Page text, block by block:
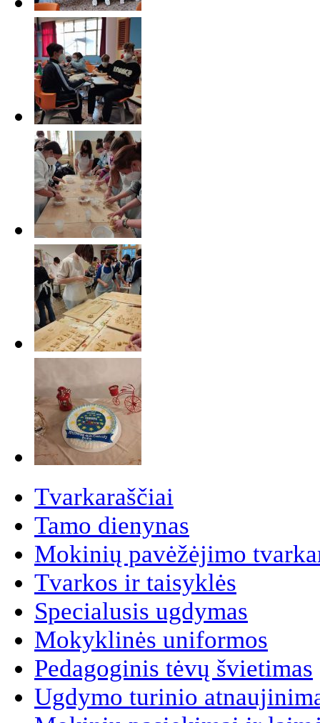
Tvarkaraščiai
Tamo dienynas
Mokinių pavėžėjimo
Tvarkos ir taisyklės
Specialusis ugdymas
Mokyklinės uniformos
Pedagoginis tėvų švietimas
Ugdymo turinio